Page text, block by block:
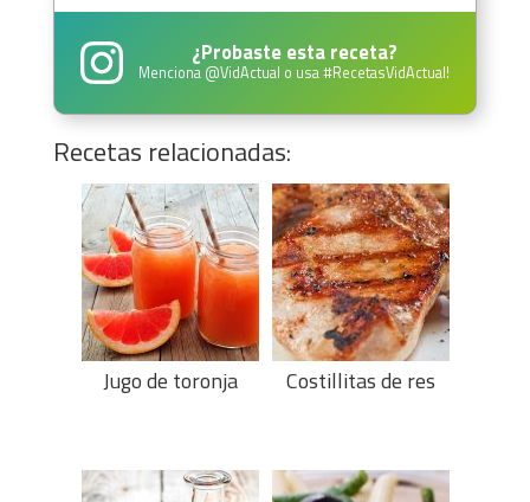
¿Probaste esta receta?
Menciona @VidActual o usa#RecetasVidActual!
Recetas relacionadas:
Jugo de toronja Costillitas de res